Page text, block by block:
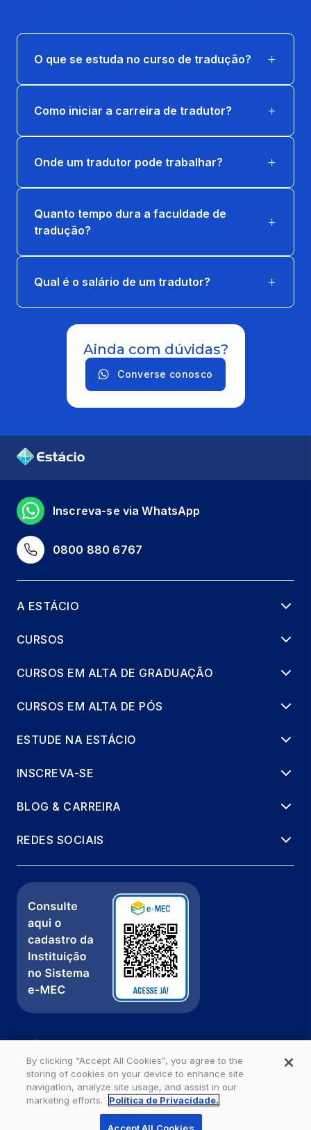
INGLÊS
TRADUMÁTICA INGLÊS
TRADUÇÃO PARA LEGENDAGEM - INGLÊS
40 horas
O que se estuda no curso de tradução?
Como iniciar a carreira de tradutor?
Onde um tradutor pode trabalhar?
Quanto tempo dura a faculdade de
tradução?
Qual é o salário de um tradutor?
Ainda com dúvidas?
Converse conosco
0800 880 6767
Inscreva-se via WhatsApp
A ESTÁCIO
CURSOS
CURSOS EM ALTA DE GRADUAÇÃO
CURSOS EM ALTA DE PÓS
ESTUDE NA ESTÁCIO
INSCREVA-SE
BLOG & CARREIRA
REDES SOCIAIS
Política de Privacidade
Fale com a gente
Ouvidoria
By clicking “Accept All Cookies”, you agree to the
storing of cookies on your device to enhance site
navigation, analyze site usage, and assist in our
marketing efforts.
Política de Privacidade.